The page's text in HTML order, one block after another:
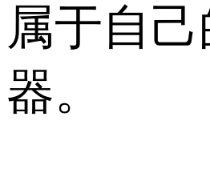
属于自
器。